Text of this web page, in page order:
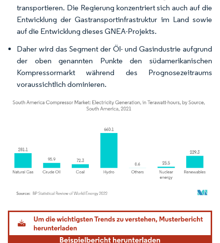
transportieren. Die Regierung konzentriert sich auch auf die
Entwicklung der Gastransportinfrastruktur im Land sowie
auf die Entwicklung dieses GNEA-Projekts.
Daher wird das Segment der Öl- und Gasindustrie aufgrund
der oben genannten Punkte den südamerikanischen
Kompressormarkt während des Prognosezeitraums
voraussichtlich dominieren.
Bild © Mordor Intelligence. Wiederverwendung erfordert Namensnennung gemäß